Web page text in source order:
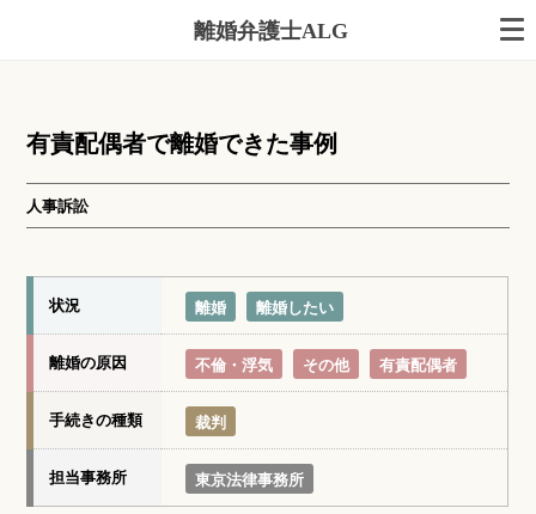
離婚弁護士ALG
有責配偶者で離婚できた事例
人事訴訟
状況 離婚 離婚したい
離婚の原因 不倫・浮気 その他 有責配偶者
手続きの種類 裁判
担当事務所 東京法律事務所